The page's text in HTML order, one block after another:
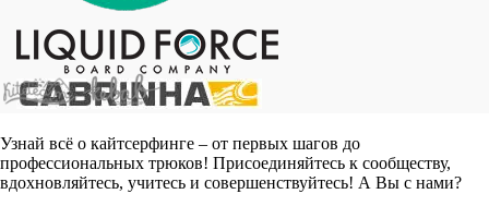
Узнай всё о кайтсерфинге – от первых шагов до
профессиональных трюков! Присоединяйтесь к сообществу,
вдохновляйтесь, учитесь и совершенствуйтесь! А Вы с нами?